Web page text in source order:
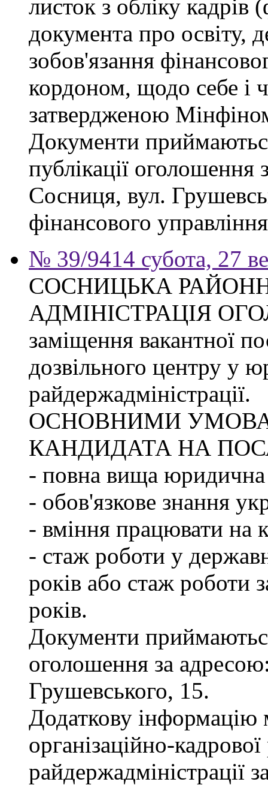
листок з обліку
документа про освіту,
зобов'язання
кордоном, щодо себе і
затвердженою
Документи
публікації
Сосниця, вул.
фінансового
№ 39/9414 субота, 27
СОСНИЦЬКА
АДМІНІСТРАЦІЯ
заміщення вакантної
дозвільного центру у
райдержадміністрації.
ОСНОВНИМИ
КАНДИДАТА НА
- повна вища юридична
- обов'язкове знання
- вміння працювати на
- стаж роботи у
років або стаж роботи
років.
Документи
оголошення за
Грушевського, 15.
Додаткову інформацію
організаційно-
райдержадміністрації